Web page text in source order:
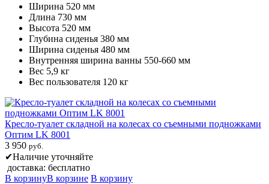
Ширина 520 мм
Длина 730 мм
Высота 520 мм
Глубина сиденья 380 мм
Ширина сиденья 480 мм
Внутренняя ширина ванны 550-660 мм
Вес 5,9 кг
Вес пользователя 120 кг
Кресло-туалет складной на колесах со съемными подножками
Оптим LK 8001
3 950 руб.
✔Наличие уточняйте
доставка: бесплатно
В корзинуВ корзине В корзину